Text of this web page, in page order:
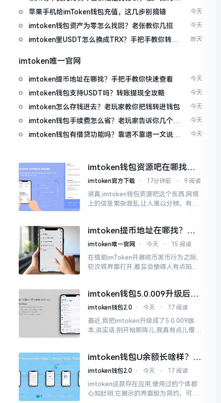
免追涨杀跌被套牢
苹果手机给imToken钱包充值，这几步别搞错 今天
imtoken钱包资产为零怎么找回？老张教你几招 今天
imtoken里USDT怎么换成TRX？手把手教你转成
昨天
imtoken唯一官网
imtoken提币地址在哪找？手把手教你快速查看 今天
imtoken钱包支持USDT吗？转账提现全攻略 今天
imtoken怎么存钱进去？老玩家教你把钱转进钱包 今天
imtoken钱包手续费怎么省？老玩家告诉你几个实
在招
今天
imtoken钱包有借贷功能吗？靠谱不靠谱一文说清
今天
imtoken钱包资源吧在哪找，
这些坑我帮你趟过
imtoken官方下载 ⋅ 17分钟前 ⋅ 9 阅读
讲真,imtoken钱包资源吧这个东西,网络
上的信息繁杂混乱,让人难以分辨。有的
imtoken提币地址在哪找？手
把手教你快速查看
imtoken唯一官网 ⋅ 今天 ⋅ 15 阅读
在借助imToken开展收币发币行为之际,
初次将界面打开,着实会使得人有点陷入
imtoken钱包5.0.009升级后咋
用？老用户实测分享
imtoken钱包2.0 ⋅ 今天 ⋅ 17 阅读
最近,我把imtoken升级成了5.0.009版
本,说实话,刚开始那阵儿,我真有点儿懵,
imtoken钱包U余额长啥样？截
图这样看
imtoken钱包2.0 ⋅ 今天 ⋅ 17 阅读
imtoken这款存在应用,使用过的个体都
心知肚明,它展示的界面极为简约。可是,